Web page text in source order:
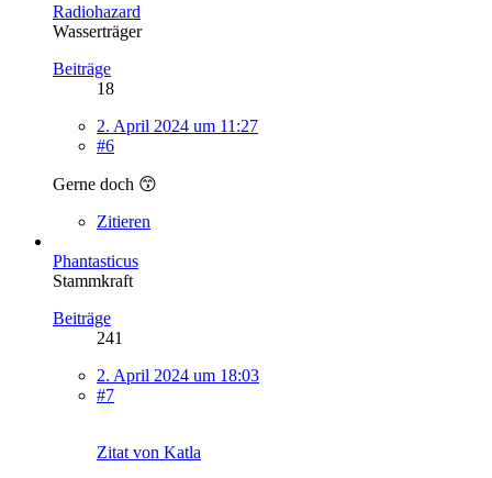
Radiohazard
Wasserträger
Beiträge
18
2. April 2024 um 11:27
#6
Gerne doch 😙
Zitieren
Phantasticus
Stammkraft
Beiträge
241
2. April 2024 um 18:03
#7
Zitat von Katla